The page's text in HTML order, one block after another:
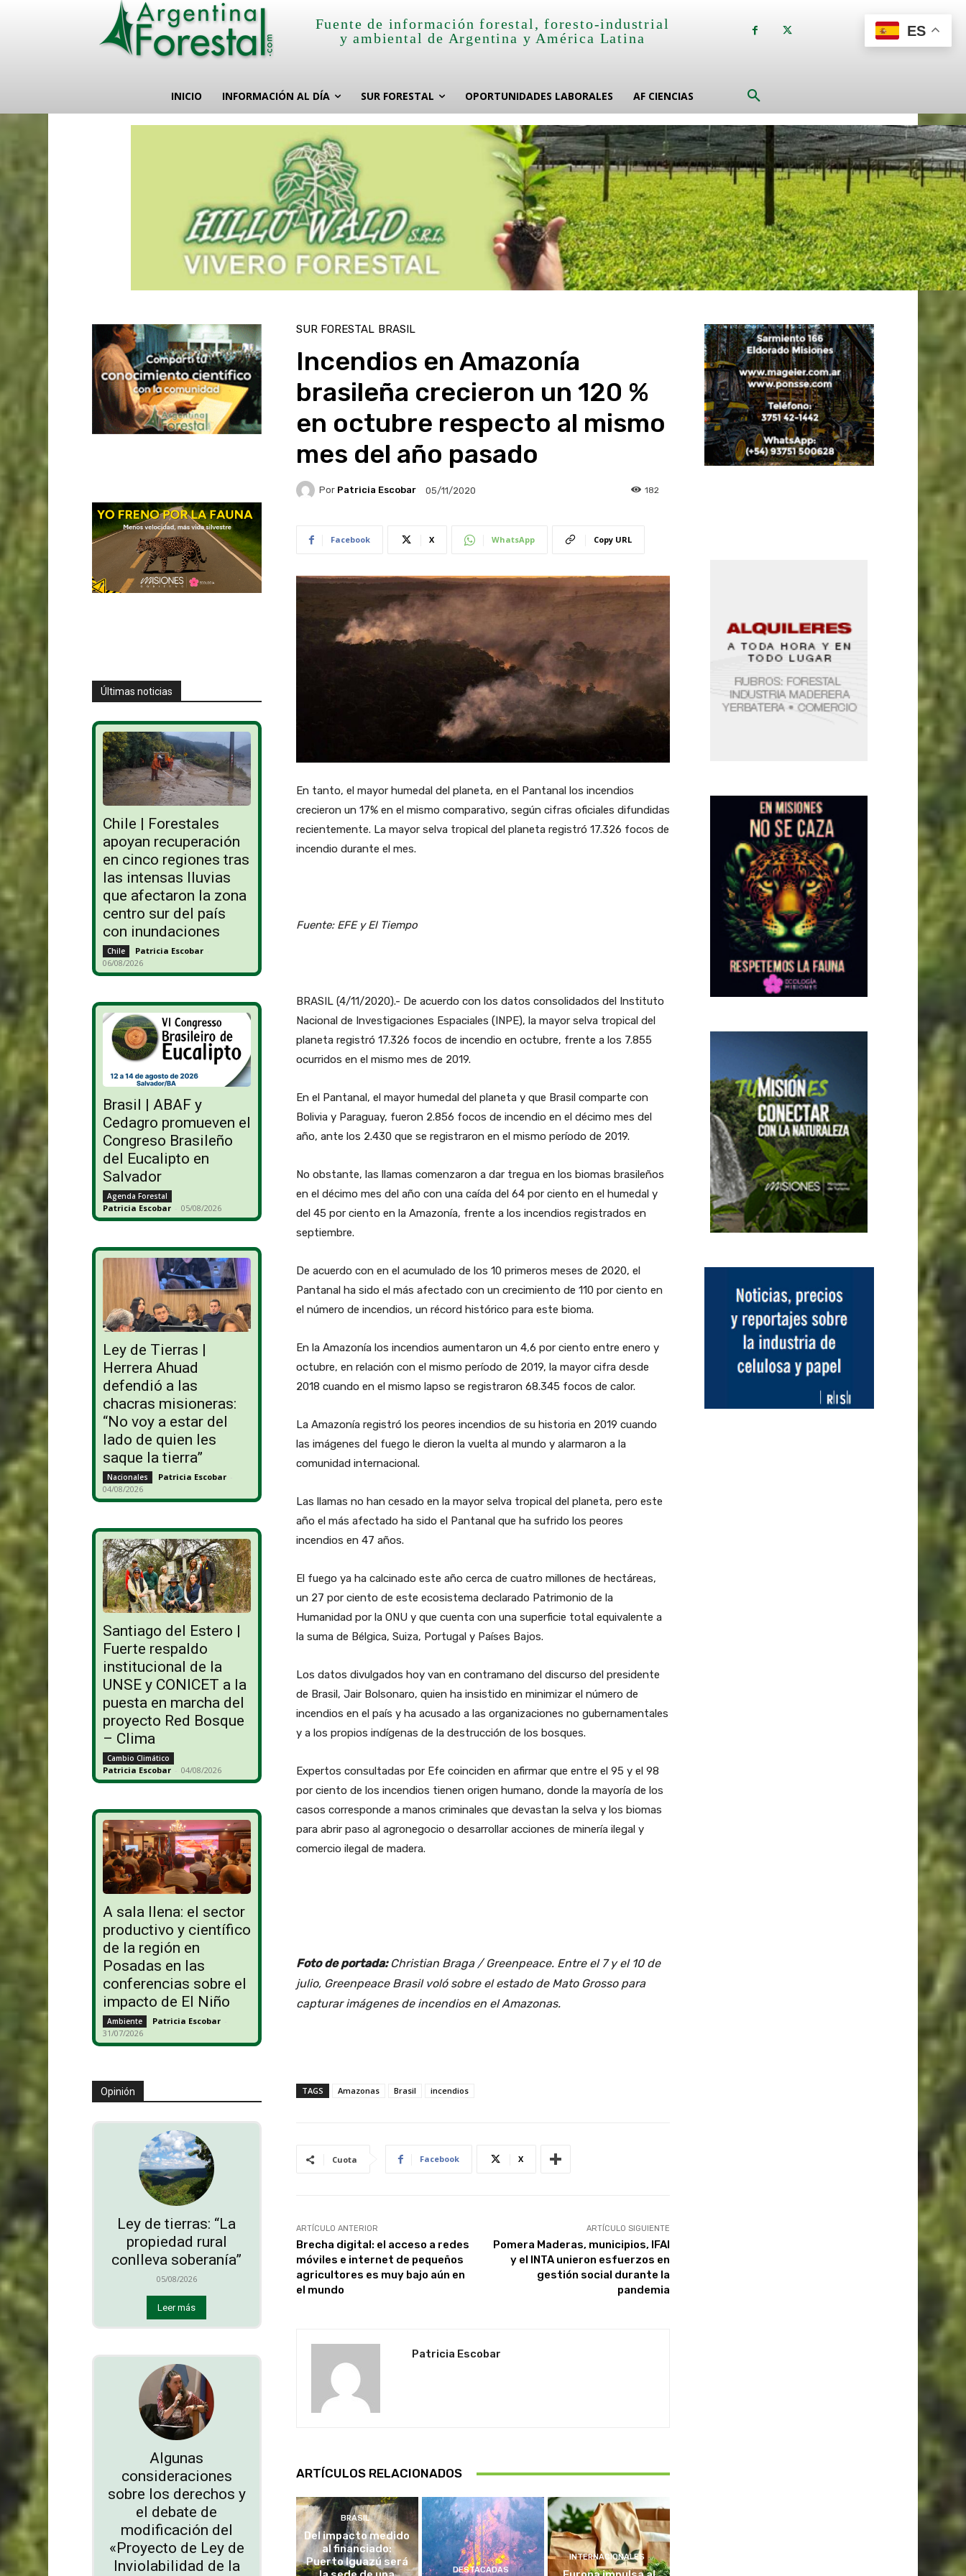
Fuente de información forestal, foresto-industrial
y ambiental de Argentina y América Latina
INICIO INFORMACIÓN AL DÍA SUR FORESTAL OPORTUNIDADES LABORALES AF CIENCIAS
Últimas noticias
Chile | Forestales
apoyan recuperación
en cinco regiones tras
las intensas lluvias
que afectaron la zona
centro sur del país
con inundaciones
Chile Patricia Escobar -
06/08/2026
Brasil | ABAF y
Cedagro promueven el
Congreso Brasileño
del Eucalipto en
Salvador
Agenda Forestal
Patricia Escobar - 05/08/2026
Ley de Tierras |
Herrera Ahuad
defendió a las
chacras misioneras:
“No voy a estar del
lado de quien les
saque la tierra”
Nacionales Patricia Escobar -
04/08/2026
Santiago del Estero |
Fuerte respaldo
institucional de la
UNSE y CONICET a la
puesta en marcha del
proyecto Red Bosque
– Clima
Cambio Climático
Patricia Escobar - 04/08/2026
A sala llena: el sector
productivo y científico
de la región en
Posadas en las
conferencias sobre el
impacto de El Niño
Ambiente Patricia Escobar -
31/07/2026
Opinión
Ley de tierras: “La
propiedad rural
conlleva soberanía”
05/08/2026
Leer más
Algunas
consideraciones
sobre los derechos y
el debate de
modificación del
«Proyecto de Ley de
Inviolabilidad de la
SUR FORESTAL BRASIL
Incendios en Amazonía
brasileña crecieron un 120 %
en octubre respecto al mismo
mes del año pasado
Por Patricia Escobar 05/11/2020 182
Facebook X WhatsApp Copy URL
En tanto, el mayor humedal del planeta, en el Pantanal los incendios
crecieron un 17% en el mismo comparativo, según cifras oficiales difundidas
recientemente. La mayor selva tropical del planeta registró 17.326 focos de
incendio durante el mes.
Fuente: EFE y El Tiempo
BRASIL (4/11/2020).- De acuerdo con los datos consolidados del Instituto
Nacional de Investigaciones Espaciales (INPE), la mayor selva tropical del
planeta registró 17.326 focos de incendio en octubre, frente a los 7.855
ocurridos en el mismo mes de 2019.
En el Pantanal, el mayor humedal del planeta y que Brasil comparte con
Bolivia y Paraguay, fueron 2.856 focos de incendio en el décimo mes del
año, ante los 2.430 que se registraron en el mismo período de 2019.
No obstante, las llamas comenzaron a dar tregua en los biomas brasileños
en el décimo mes del año con una caída del 64 por ciento en el humedal y
del 45 por ciento en la Amazonía, frente a los incendios registrados en
septiembre.
De acuerdo con en el acumulado de los 10 primeros meses de 2020, el
Pantanal ha sido el más afectado con un crecimiento de 110 por ciento en
el número de incendios, un récord histórico para este bioma.
En la Amazonía los incendios aumentaron un 4,6 por ciento entre enero y
octubre, en relación con el mismo período de 2019, la mayor cifra desde
2018 cuando en el mismo lapso se registraron 68.345 focos de calor.
La Amazonía registró los peores incendios de su historia en 2019 cuando
las imágenes del fuego le dieron la vuelta al mundo y alarmaron a la
comunidad internacional.
Las llamas no han cesado en la mayor selva tropical del planeta, pero este
año el más afectado ha sido el Pantanal que ha sufrido los peores
incendios en 47 años.
El fuego ya ha calcinado este año cerca de cuatro millones de hectáreas,
un 27 por ciento de este ecosistema declarado Patrimonio de la
Humanidad por la ONU y que cuenta con una superficie total equivalente a
la suma de Bélgica, Suiza, Portugal y Países Bajos.
Los datos divulgados hoy van en contramano del discurso del presidente
de Brasil, Jair Bolsonaro, quien ha insistido en minimizar el número de
incendios en el país y ha acusado a las organizaciones no gubernamentales
y a los propios indígenas de la destrucción de los bosques.
Expertos consultadas por Efe coinciden en afirmar que entre el 95 y el 98
por ciento de los incendios tienen origen humano, donde la mayoría de los
casos corresponde a manos criminales que devastan la selva y los biomas
para abrir paso al agronegocio o desarrollar acciones de minería ilegal y
comercio ilegal de madera.
Foto de portada: Christian Braga / Greenpeace. Entre el 7 y el 10 de
julio, Greenpeace Brasil voló sobre el estado de Mato Grosso para
capturar imágenes de incendios en el Amazonas.
TAGS Amazonas Brasil incendios
Cuota Facebook X
ARTÍCULO ANTERIOR
Brecha digital: el acceso a redes
móviles e internet de pequeños
agricultores es muy bajo aún en
el mundo
ARTÍCULO SIGUIENTE
Pomera Maderas, municipios, IFAI
y el INTA unieron esfuerzos en
gestión social durante la
pandemia
Patricia Escobar
ARTÍCULOS RELACIONADOS
BRASIL
Del impacto medido
al financiado:
Puerto Iguazú será
DESTACADAS
INTERNACIONALES
ES